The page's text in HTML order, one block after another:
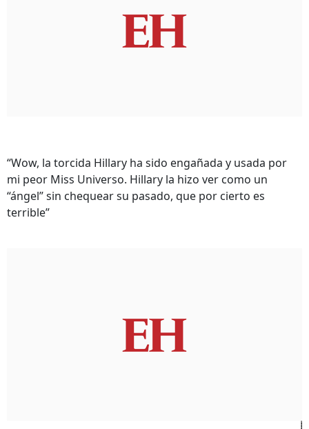
“Wow, la torcida Hillary ha sido engañada y usada por
mi peor Miss Universo. Hillary la hizo ver como un
“ángel” sin chequear su pasado, que por cierto es
terrible”